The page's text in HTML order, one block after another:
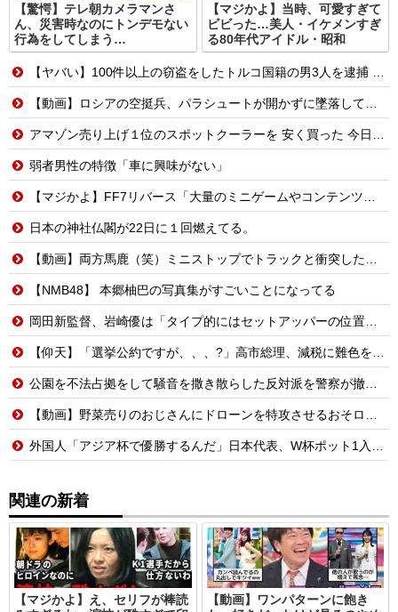
【驚愕】テレ朝カメラマンさ
ん、災害時なのにトンデモない
行為をしてしまう…
【マジかよ】当時、可愛すぎて
ビビった…美人・イケメンすぎ
る80年代アイドル・昭和
【ヤバい】100件以上の窃盗をしたトルコ国籍の男3人を逮捕 #移民 #外国人
【動画】ロシアの空挺兵、パラシュートが開かずに墜落してしまう。
アマゾン売り上げ１位のスポットクーラーを 安く買った 今日設置する 予定だが多少でも涼しくなったら良いな
弱者男性の特徴「車に興味がない」
【マジかよ】FF7リバース「大量のミニゲームやコンテンツでユーザーが疲れ、ゲームから離れた」と浜口直樹ディレクターが公式インタビューで告白
日本の神社仏閣が22日に１回燃えてる。
【動画】両方馬鹿（笑）ミニストップでトラックと衝突したドラレコが（ノ∇`）
【NMB48】 本郷柚巴の写真集がすごいことになってる
岡田新監督、岩崎優は「タイプ的にはセットアッパーの位置が一番合うてる」←おーん
【仰天】「選挙公約ですが、、、?」高市総理、減税に難色を示し続ける玉木代表らを「煽りまくるwwwww」
公園を不法占拠をして騒音を撒き散らした反対派を警察が撤去しました！
【動画】野菜売りのおじさんにドローンを特攻させるおそロシア。
外国人「アジア杯で優勝するんだ」日本代表、W杯ポット1入りに現実味!?2030大会で出場枠「64」なら追い風に！アメリカ人もポット1争いに熱視線！【海外の反応】
関連の新着
【マジかよ】え、セリフが棒読
【動画】ワンパターンに飽き